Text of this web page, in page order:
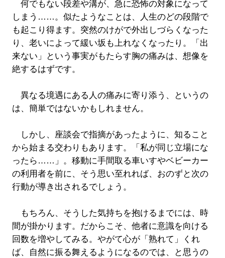
何でもない段差や溝が、急に恐怖の対象になって
しまう……。似たようなことは、人生のどの段階で
も起こり得ます。突然のけがで外出しづらくなった
り、老いによって緩い坂も上れなくなったり。「出
来ない」という事実がもたらす胸の痛みは、想像を
絶するはずです。
異なる境遇にある人の痛みに寄り添う、というの
は、簡単ではないかもしれません。
しかし、座談会で指摘があったように、知ること
から始まる交わりもあります。「私が同じ立場にな
ったら……」。移動に手間取る車いすやベビーカー
の利用者を前に、そう思い至れれば、おのずと次の
行動が導き出されるでしょう。
もちろん、そうした気持ちを抱けるまでには、時
間が掛かります。だからこそ、他者に意識を向ける
回数を増やしてみる。やがて心が「熟れて」くれ
ば、自然に振る舞えるようになるのでは、と思うの